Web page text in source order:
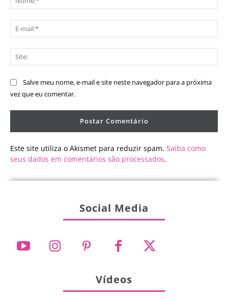
Salve meu nome, e-mail e site neste navegador para a próxima
vez que eu comentar.
Este site utiliza o Akismet para reduzir spam. Saiba como
seus dados em comentários são processados.
Social Media
Vídeos